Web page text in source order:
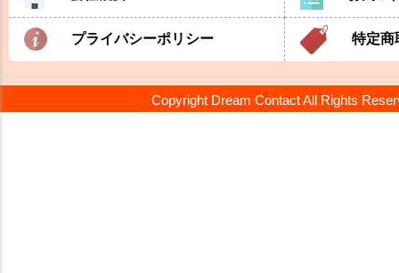
プライバシーポリシー 特定商
Copyright Dream Contact All Rights